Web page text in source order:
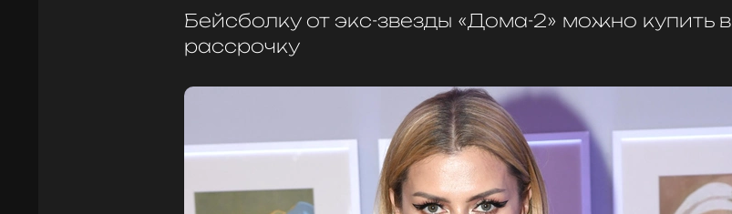
Бейсболку от экс-звезды «Дома-2» можно купить в
рассрочку